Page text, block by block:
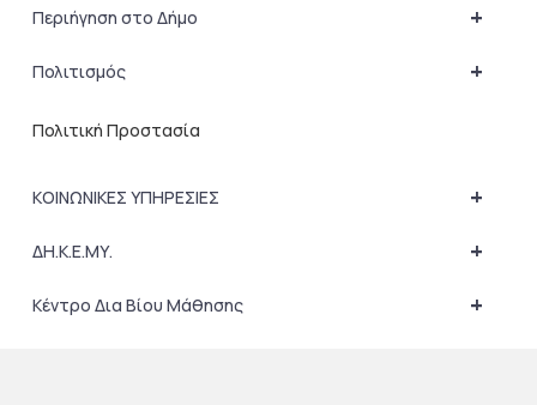
+
Περιήγηση στο Δήμο
+
Πολιτισμός
Πολιτική Προστασία
+
ΚΟΙΝΩΝΙΚΕΣ ΥΠΗΡΕΣΙΕΣ
+
ΔΗ.Κ.Ε.ΜΥ.
+
Κέντρο Δια Βίου Μάθησης